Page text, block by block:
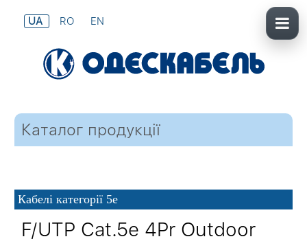
UA RO EN
Каталог продукції
Кабелі категорії 5е
F/UTP Cat.5e 4Pr Outdoor